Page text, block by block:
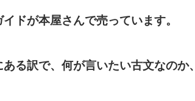
ドが本屋さんで売っています。
る訳で、何が言いたい古文なのか、